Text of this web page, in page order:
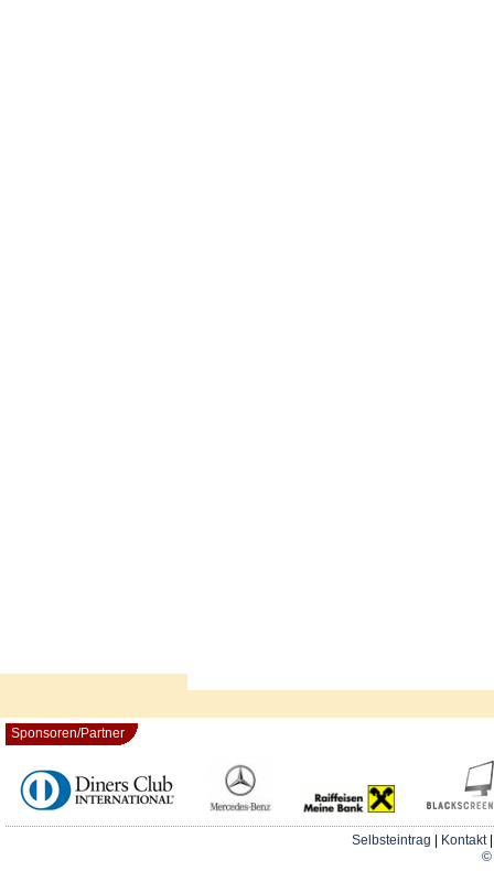
Sponsoren/Partner
Selbsteintrag Kontakt
©